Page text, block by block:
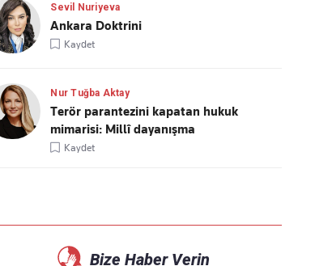
Sevil Nuriyeva
Ankara Doktrini
Kaydet
Nur Tuğba Aktay
Terör parantezini kapatan hukuk
mimarisi: Millî dayanışma
Kaydet
Bize Haber Verin